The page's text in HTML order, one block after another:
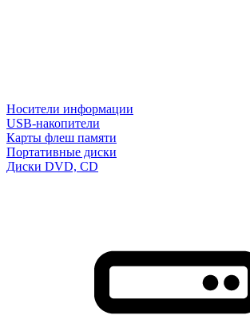
Носители информации
USB-накопители
Карты флеш памяти
Портативные диски
Диски DVD, CD